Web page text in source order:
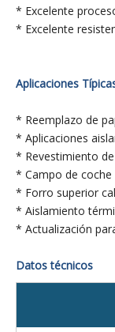
* Excelente
* Excelente
Aplicaciones
* Reemplazo de
* Aplicaciones
* Revestimiento
* Campo de coche
* Forro superior
* Aislamiento
* Actualización
Datos técnicos